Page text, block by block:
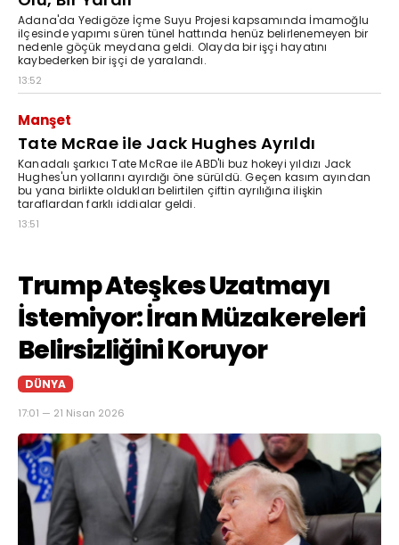
Adana'da Yedigöze İçme Suyu Projesi kapsamında İmamoğlu
ilçesinde yapımı süren tünel hattında henüz belirlenemeyen bir
nedenle göçük meydana geldi. Olayda bir işçi hayatını
kaybederken bir işçi de yaralandı.
13:52
Manşet
Tate McRae ile Jack Hughes Ayrıldı
Kanadalı şarkıcı Tate McRae ile ABD'li buz hokeyi yıldızı Jack
Hughes'un yollarını ayırdığı öne sürüldü. Geçen kasım ayından
bu yana birlikte oldukları belirtilen çiftin ayrılığına ilişkin
taraflardan farklı iddialar geldi.
13:51